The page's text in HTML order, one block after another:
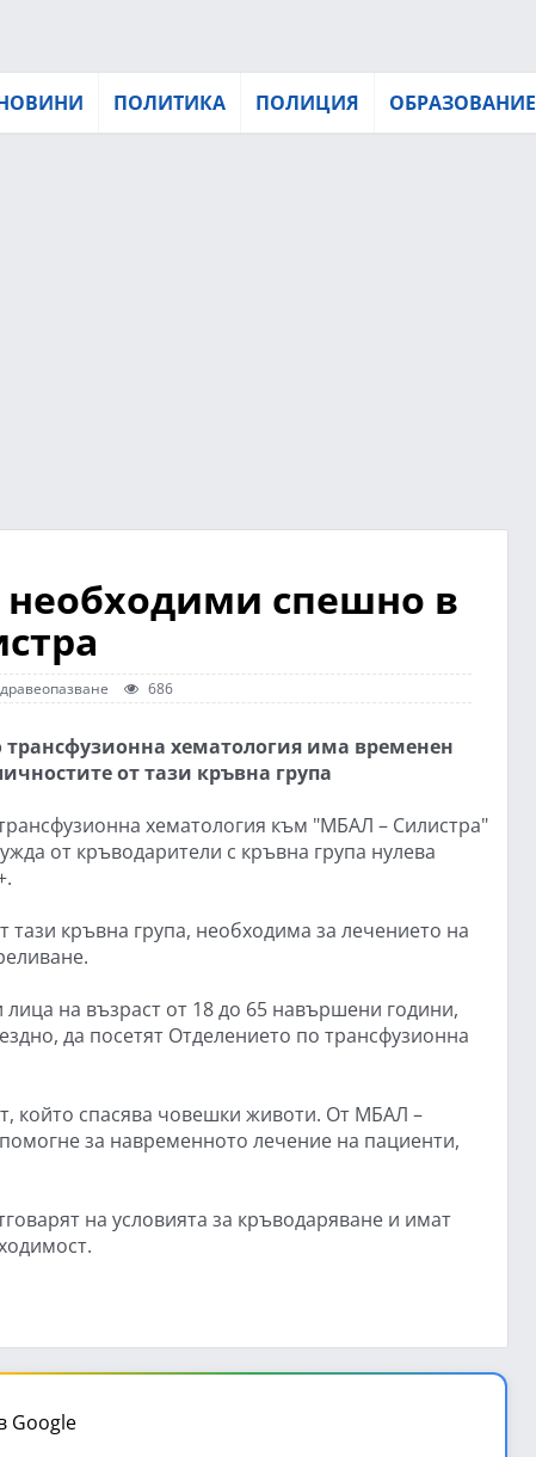
ПОЛИТИКА ПОЛИЦИЯ ОБРАЗОВАНИЕ
необходими спешно в
686
трансфузионна хематология има временен
от тази кръвна група
хематология към "МБАЛ – Силистра"
от кръводарители с кръвна група нулева
кръвна група, необходима за лечението на
на възраст от 18 до 65 навършени години,
да посетят Отделението по трансфузионна
който спасява човешки животи. От МБАЛ –
за навременното лечение на пациенти,
на условията за кръводаряване и имат
Google